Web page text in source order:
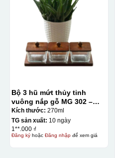
lụa chỉ khác là thêm quai
Bộ 3 hũ mứt thủy tinh
vuông nắp gỗ MG 302 –
kèm khay gỗ
Kích thước: 270ml
TG sản xuất: 10 ngày
1**.000 ₫
Đăng kýhoặc Đăng nhậpđể xem giá